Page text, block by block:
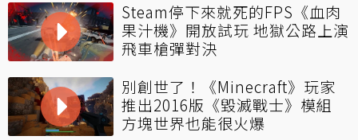
Steam停下來就死的FPS《血肉
果汁機》開放試玩 地獄公路上演
飛車槍彈對決
別創世了！《Minecraft》玩家
推出2016版《毀滅戰士》模組
方塊世界也能很火爆